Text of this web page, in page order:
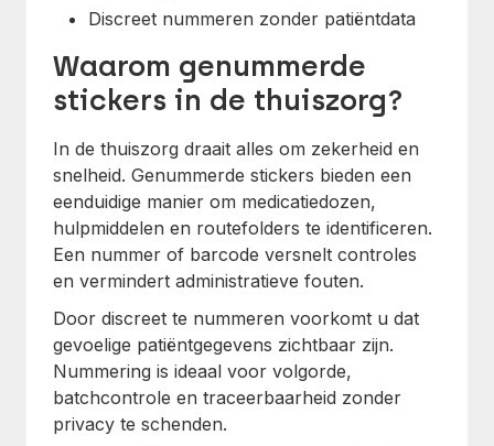
Discreet nummeren zonder patiëntdata
Waarom genummerde
stickers in de thuiszorg?
In de thuiszorg draait alles om zekerheid en
snelheid. Genummerde stickers bieden een
eenduidige manier om medicatiedozen,
hulpmiddelen en routefolders te identificeren.
Een nummer of barcode versnelt controles
en vermindert administratieve fouten.
Door discreet te nummeren voorkomt u dat
gevoelige patiëntgegevens zichtbaar zijn.
Nummering is ideaal voor volgorde,
batchcontrole en traceerbaarheid zonder
privacy te schenden.